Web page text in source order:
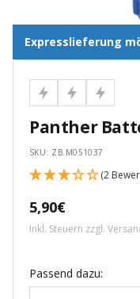
Expresslieferung
Panther
SKU: ZB.M051037
(2
Angebotspreis
5,90€
Inkl. Steuern zzgl.
Passend dazu: